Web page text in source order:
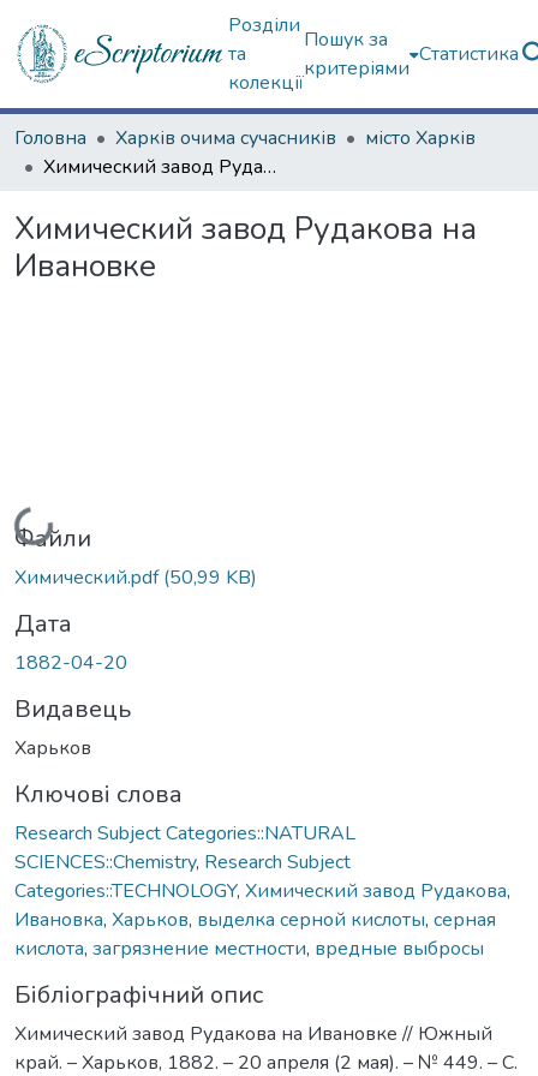
Розділи
та
колекції
Пошук за
критеріями
Статистика
Головна Харків очима сучасників
місто Харків
Химический завод Рудакова на Ивановке
Химический завод Рудакова на
Ивановке
Вантажиться...
Файли
Химический.pdf(50,99 KB)
Дата
1882-04-20
Видавець
Харьков
Ключові слова
Research Subject Categories::NATURAL
SCIENCES::Chemistry, Research Subject
Categories::TECHNOLOGY, Химический завод Рудакова,
Ивановка, Харьков, выделка серной кислоты, серная
кислота, загрязнение местности, вредные выбросы
Бібліографічний опис
Химический завод Рудакова на Ивановке // Южный
край. – Харьков, 1882. – 20 апреля (2 мая). – № 449. – С.